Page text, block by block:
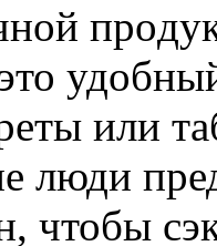
или
люди
чтобы